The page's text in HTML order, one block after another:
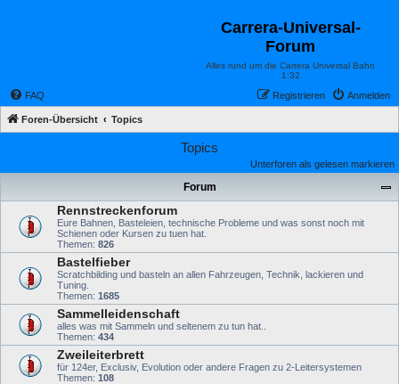
Carrera-Universal-
Forum
Alles rund um die Carrera Universal Bahn
1:32
FAQ Anmelden
Registrieren
Foren-Übersicht Topics
Topics
Unterforen als gelesen markieren
Forum
Rennstreckenforum
Eure Bahnen, Basteleien, technische Probleme und was sonst noch mit
Schienen oder Kursen zu tuen hat.
Themen: 826
Bastelfieber
Scratchbilding und basteln an allen Fahrzeugen, Technik, lackieren und
Tuning.
Themen: 1685
Sammelleidenschaft
alles was mit Sammeln und seltenem zu tun hat..
Themen: 434
Zweileiterbrett
für 124er, Exclusiv, Evolution oder andere Fragen zu 2-Leitersystemen
Themen: 108